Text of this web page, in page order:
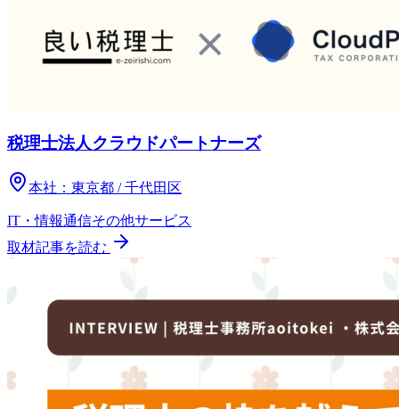
税理士法人クラウドパートナーズ
本社： 東京都 / 千代田区
IT・情報通信その他サービス
取材記事を読む